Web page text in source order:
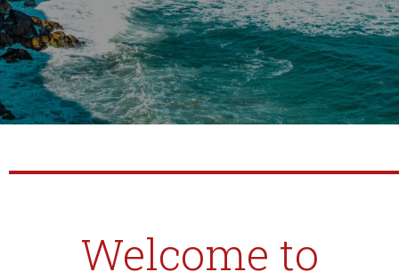
Welcome to